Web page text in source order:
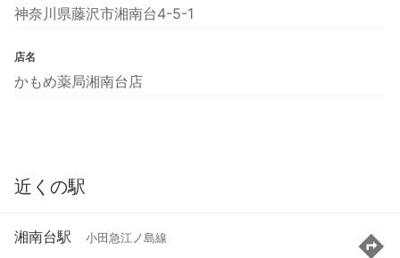
神奈川県藤沢市湘南台4-5-1
店名
かもめ薬局湘南台店
近くの駅
湘南台駅 小田急江ノ島線